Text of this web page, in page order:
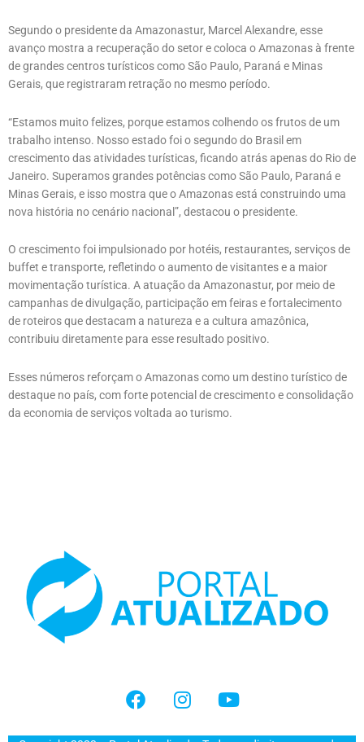
Segundo o presidente da Amazonastur, Marcel Alexandre, esse
avanço mostra a recuperação do setor e coloca o Amazonas à frente
de grandes centros turísticos como São Paulo, Paraná e Minas
Gerais, que registraram retração no mesmo período.
“Estamos muito felizes, porque estamos colhendo os frutos de um
trabalho intenso. Nosso estado foi o segundo do Brasil em
crescimento das atividades turísticas, ficando atrás apenas do Rio de
Janeiro. Superamos grandes potências como São Paulo, Paraná e
Minas Gerais, e isso mostra que o Amazonas está construindo uma
nova história no cenário nacional”, destacou o presidente.
O crescimento foi impulsionado por hotéis, restaurantes, serviços de
buffet e transporte, refletindo o aumento de visitantes e a maior
movimentação turística. A atuação da Amazonastur, por meio de
campanhas de divulgação, participação em feiras e fortalecimento
de roteiros que destacam a natureza e a cultura amazônica,
contribuiu diretamente para esse resultado positivo.
Esses números reforçam o Amazonas como um destino turístico de
destaque no país, com forte potencial de crescimento e consolidação
da economia de serviços voltada ao turismo.